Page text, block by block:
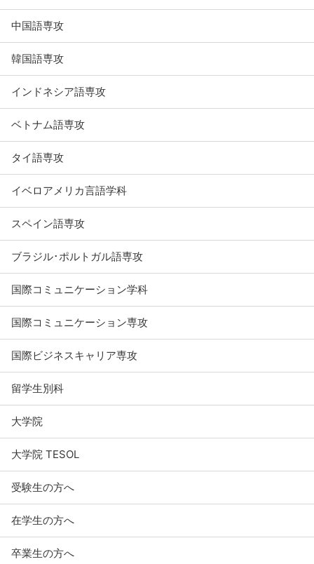
中国語専攻
韓国語専攻
インドネシア語専攻
ベトナム語専攻
タイ語専攻
イベロアメリカ言語学科
スペイン語専攻
ブラジル･ポルトガル語専攻
国際コミュニケーション学科
国際コミュニケーション専攻
国際ビジネスキャリア専攻
留学生別科
大学院
大学院 TESOL
受験生の方へ
在学生の方へ
卒業生の方へ